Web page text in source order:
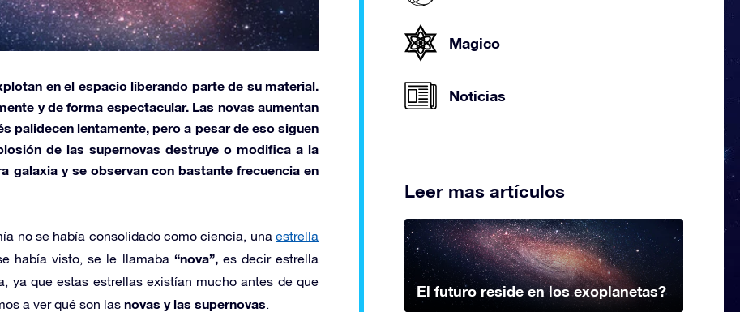
en el espacio liberando parte de su material.
y de forma espectacular. Las novas aumentan
palidecen lentamente, pero a pesar de eso siguen
de las supernovas destruye o modifica a la
galaxia y se observan con bastante frecuencia en
no se había consolidado como ciencia, una estrella
había visto, se le llamaba “nova”,es decir estrella
ya que estas estrellas existían mucho antes de que
a ver qué son las novas y las supernovas.
Magico
Noticias
Leer mas artículos
El futuro reside en los exoplanetas?